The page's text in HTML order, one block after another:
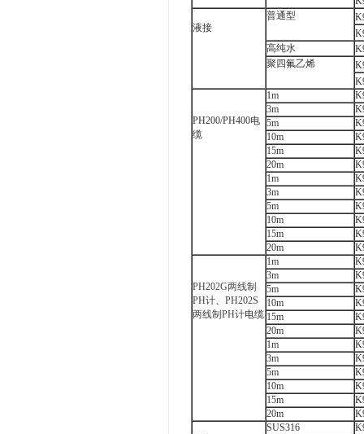
液接
普通型
高纯水
聚四氟乙烯
PH200/PH400电
缆
1m
3m
5m
K
10m
15m
20m
1m
3m
5m
10m
15m
20m
PH202G两线制
PH计、 PH202S
两线制PH计电缆
1m
3m
5m
10m
15m
20m
1m
3m
5m
10m
15m
20m
SUS316